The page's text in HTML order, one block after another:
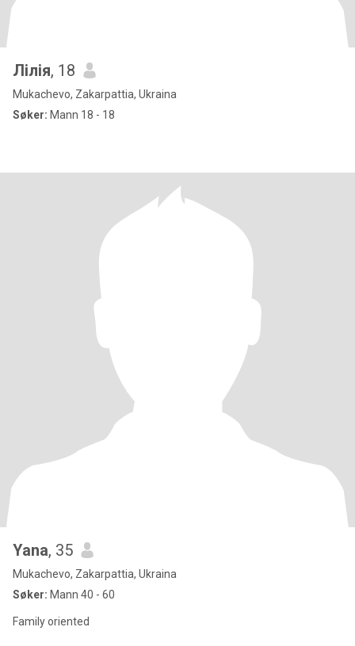
Лілія, 18
Mukachevo, Zakarpattia, Ukraina
Søker: Mann 18 - 18
Yana, 35
Mukachevo, Zakarpattia, Ukraina
Søker: Mann 40 - 60
Family oriented